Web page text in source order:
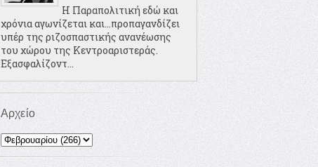
Η Παραπολιτική εδώ και
χρόνια αγωνίζεται και...προπαγανδίζει
υπέρ της ριζοσπαστικής ανανέωσης
του χώρου της Κεντροαριστεράς.
Εξασφαλίζοντ...
Αρχείο